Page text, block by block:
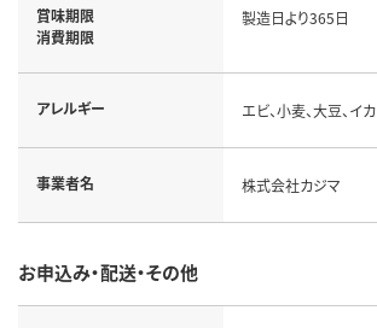
賞味期限
消費期限
製造日より365日
アレルギー エビ、小麦、大豆、イカ
事業者名 株式会社カジマ
お申込み・配送・その他